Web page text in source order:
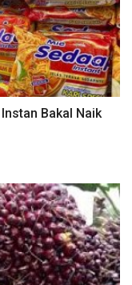
Bakal Naik